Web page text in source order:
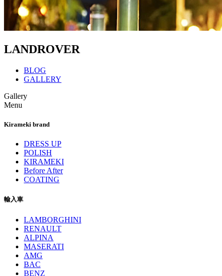
LANDROVER
BLOG
GALLERY
Gallery
Menu
Kirameki brand
DRESS UP
POLISH
KIRAMEKI
Before After
COATING
輸入車
LAMBORGHINI
RENAULT
ALPINA
MASERATI
AMG
BAC
BENZ